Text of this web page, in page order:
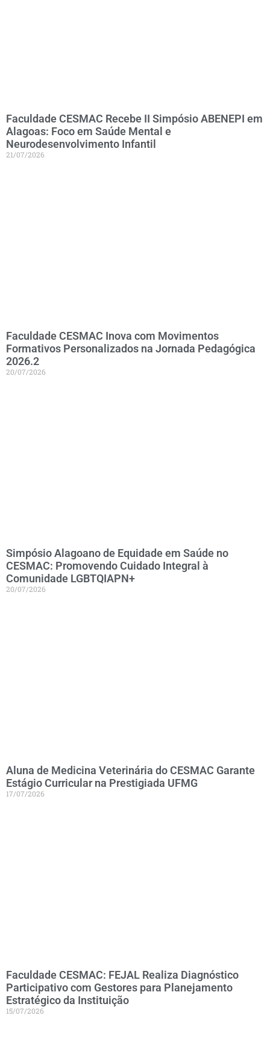
Faculdade CESMAC Recebe II Simpósio ABENEPI em
Alagoas: Foco em Saúde Mental e
Neurodesenvolvimento Infantil
21/07/2026
Faculdade CESMAC Inova com Movimentos
Formativos Personalizados na Jornada Pedagógica
2026.2
20/07/2026
Simpósio Alagoano de Equidade em Saúde no
CESMAC: Promovendo Cuidado Integral à
Comunidade LGBTQIAPN+
20/07/2026
Aluna de Medicina Veterinária do CESMAC Garante
Estágio Curricular na Prestigiada UFMG
17/07/2026
Faculdade CESMAC: FEJAL Realiza Diagnóstico
Participativo com Gestores para Planejamento
Estratégico da Instituição
15/07/2026